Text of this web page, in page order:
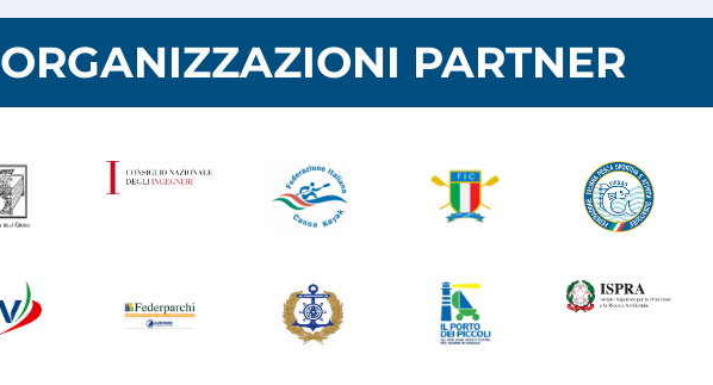
ORGANIZZAZIONI PARTNER